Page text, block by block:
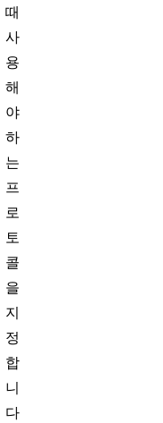
때
사
용
해
야
하
는
프
로
토
콜
을
지
정
합
니
다